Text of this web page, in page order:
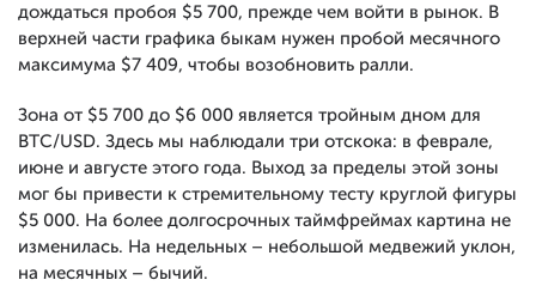
дождаться пробоя $5 700, прежде чем войти в рынок. В
верхней части графика быкам нужен пробой месячного
максимума $7 409, чтобы возобновить ралли.
Зона от $5 700 до $6 000 является тройным дном для
BTC/USD. Здесь мы наблюдали три отскока: в феврале,
июне и августе этого года. Выход за пределы этой зоны
мог бы привести к стремительному тесту круглой фигуры
$5 000. На более долгосрочных таймфреймах картина не
изменилась. На недельных – небольшой медвежий уклон,
на месячных – бычий.